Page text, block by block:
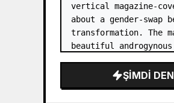
vertical magazine-
about a gender-swap
transformation. The
beautiful
posed large on the
a fashion magazine
ŞIMDI